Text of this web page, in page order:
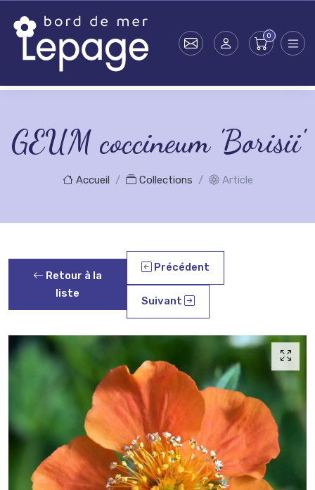
GEUM coccineum 'Borisii'
Accueil Collections Article
Retour à la
liste
Précédent
Suivant